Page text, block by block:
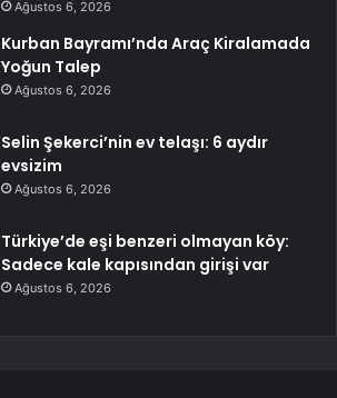
Ağustos 6, 2026
Kurban Bayramı’nda Araç Kiralamada
Yoğun Talep
Ağustos 6, 2026
Selin Şekerci’nin ev telaşı: 6 aydır
evsizim
Ağustos 6, 2026
Türkiye’de eşi benzeri olmayan köy:
Sadece kale kapısından girişi var
Ağustos 6, 2026